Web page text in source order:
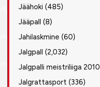
Jäähoki (485)
Jääpall (8)
Jahilaskmine (60)
Jalgpall (2,032)
Jalgpalli meistriliiga 2010
Jalgrattasport (336)